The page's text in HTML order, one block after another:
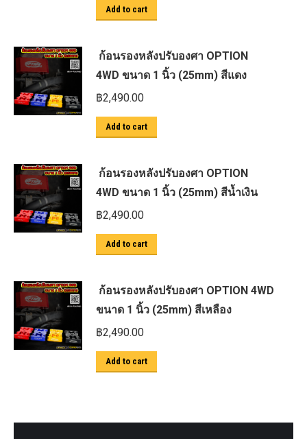
Add to cart
ก้อนรองหลังปรับองศา OPTION
4WD ขนาด 1 นิ้ว (25mm) สีแดง
฿2,490.00
Add to cart
ก้อนรองหลังปรับองศา OPTION
4WD ขนาด 1 นิ้ว (25mm) สีน้ำเงิน
฿2,490.00
Add to cart
ก้อนรองหลังปรับองศา OPTION 4WD
ขนาด 1 นิ้ว (25mm) สีเหลือง
฿2,490.00
Add to cart